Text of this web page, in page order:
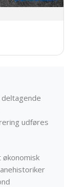
udføres